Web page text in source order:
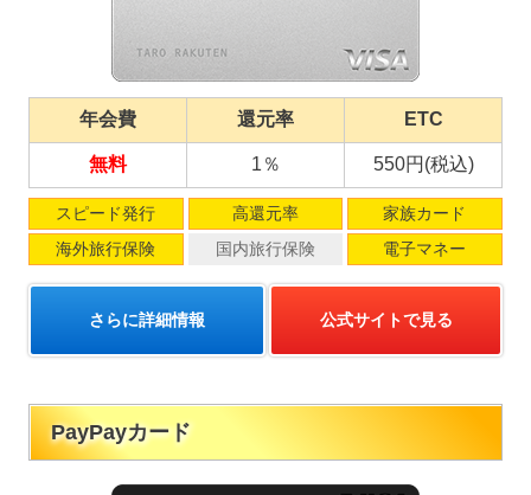
年会費 還元率 ETC
無料 1％ 550円(税込)
スピード発行 高還元率
家族カード
海外旅行保険
国内旅行保険 電子マネー
さらに詳細情報 公式サイトで見る
PayPayカード